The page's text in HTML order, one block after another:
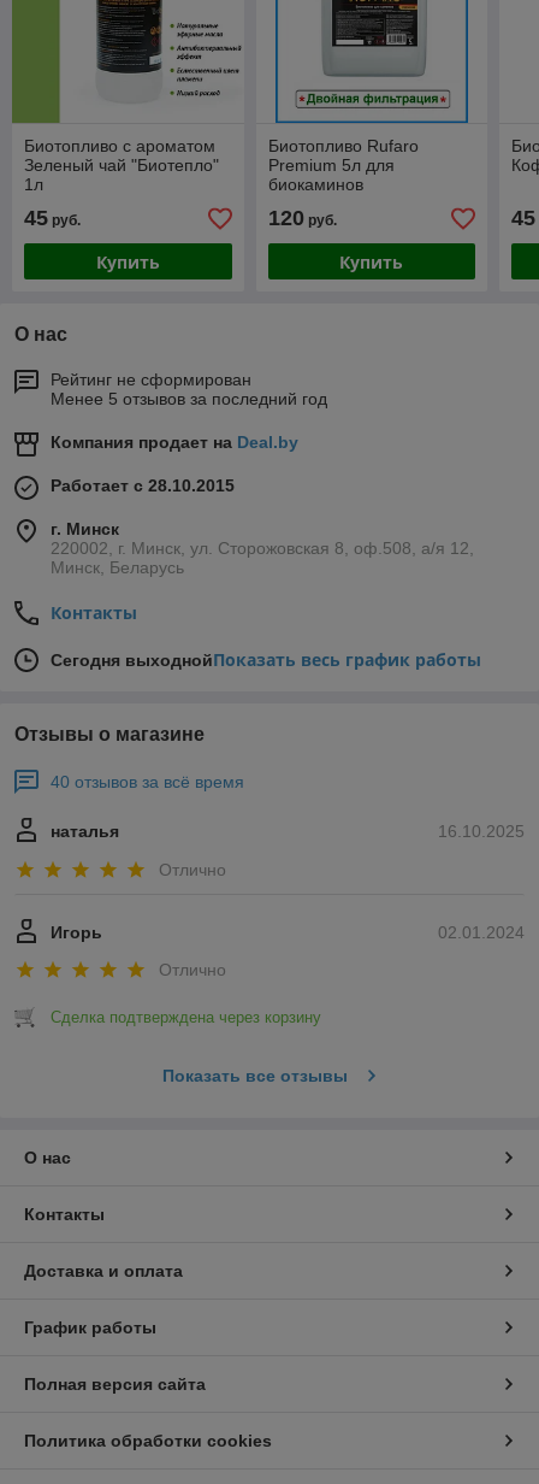
Биотопливо с ароматом
Зеленый чай "Биотепло"
1л
45 руб.
Купить
Биотопливо Rufaro
Premium 5л для
биокаминов
120руб.
Купить
45
О нас
Рейтинг не сформирован
Менее 5 отзывов за последний год
Компания продает на Deal.by
Работает с 28.10.2015
г. Минск
220002, г. Минск, ул. Сторожовская 8, оф.508, а/я 12,
Минск, Беларусь
Контакты
Сегодня выходнойПоказать весь график работы
Отзывы о магазине
40 отзывов за всё время
16.10.2025
наталья
Отлично
02.01.2024
Игорь
Отлично
Сделка подтверждена через корзину
Показать все отзывы
О нас
Контакты
Доставка и оплата
График работы
Полная версия сайта
Политика обработки cookies